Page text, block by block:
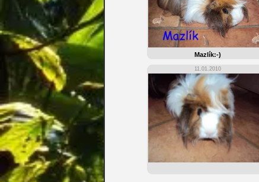
Mazlík:-)
11.01.2010